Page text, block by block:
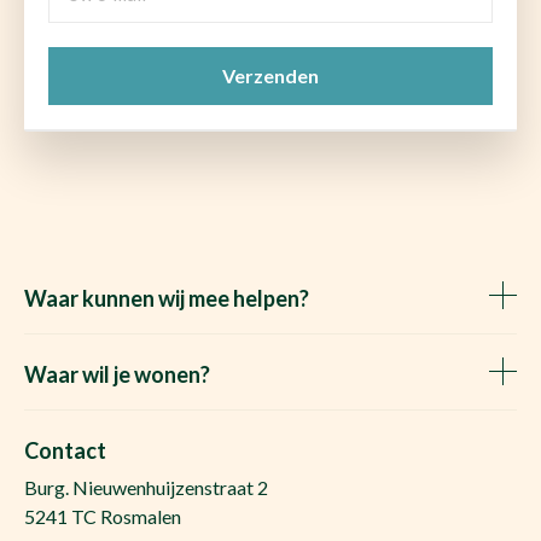
Waar kunnen wij mee helpen?
Het Waare Huis zoekt
Gratis woningwaarde
Vraag de kosten op
Waar wil je wonen?
Makelaar Den Bosch
Huis kopen Nuland
Huis kopen Berlicum
Contact
Burg. Nieuwenhuijzenstraat 2
5241 TC Rosmalen